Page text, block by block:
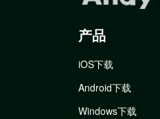
产品
iOS下载
Android下载
Windows下载